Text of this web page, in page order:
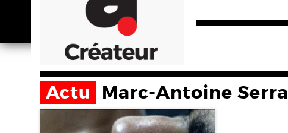
Actu Marc-Antoine Serra